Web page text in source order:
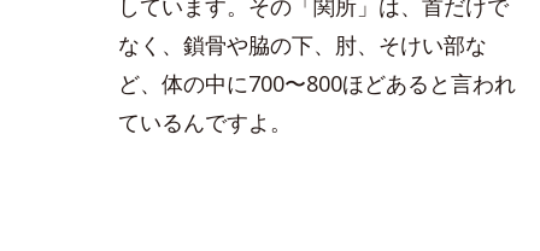
しています。その「関所」は、首だけで
なく、鎖骨や脇の下、肘、そけい部な
ど、体の中に700〜800ほどあると言われ
ているんですよ。